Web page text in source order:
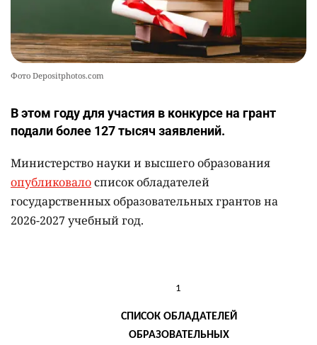
Фото Depositphotos.com
В этом году для участия в конкурсе на грант
подали более 127 тысяч заявлений.
Министерство науки и высшего образования
опубликовалосписок обладателей
государственных образовательных грантов на
2026-2027 учебный год.